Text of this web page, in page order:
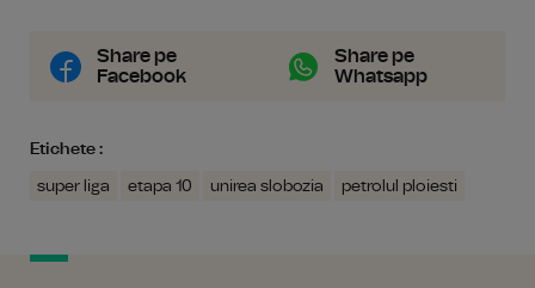
Share pe
Facebook
Share pe
Whatsapp
Etichete :
super liga etapa 10 unirea slobozia petrolul ploiesti